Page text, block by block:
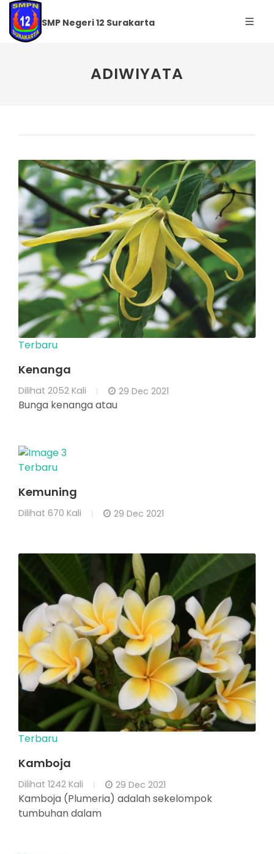
SMP Negeri 12 Surakarta
ADIWIYATA
Terbaru
Kenanga
Dilihat 2052 Kali 29 Dec 2021
Bunga kenanga atau
Terbaru
Kemuning
Dilihat 670 Kali 29 Dec 2021
Terbaru
Kamboja
Dilihat 1242 Kali 29 Dec 2021
Kamboja (Plumeria) adalah sekelompok
tumbuhan dalam